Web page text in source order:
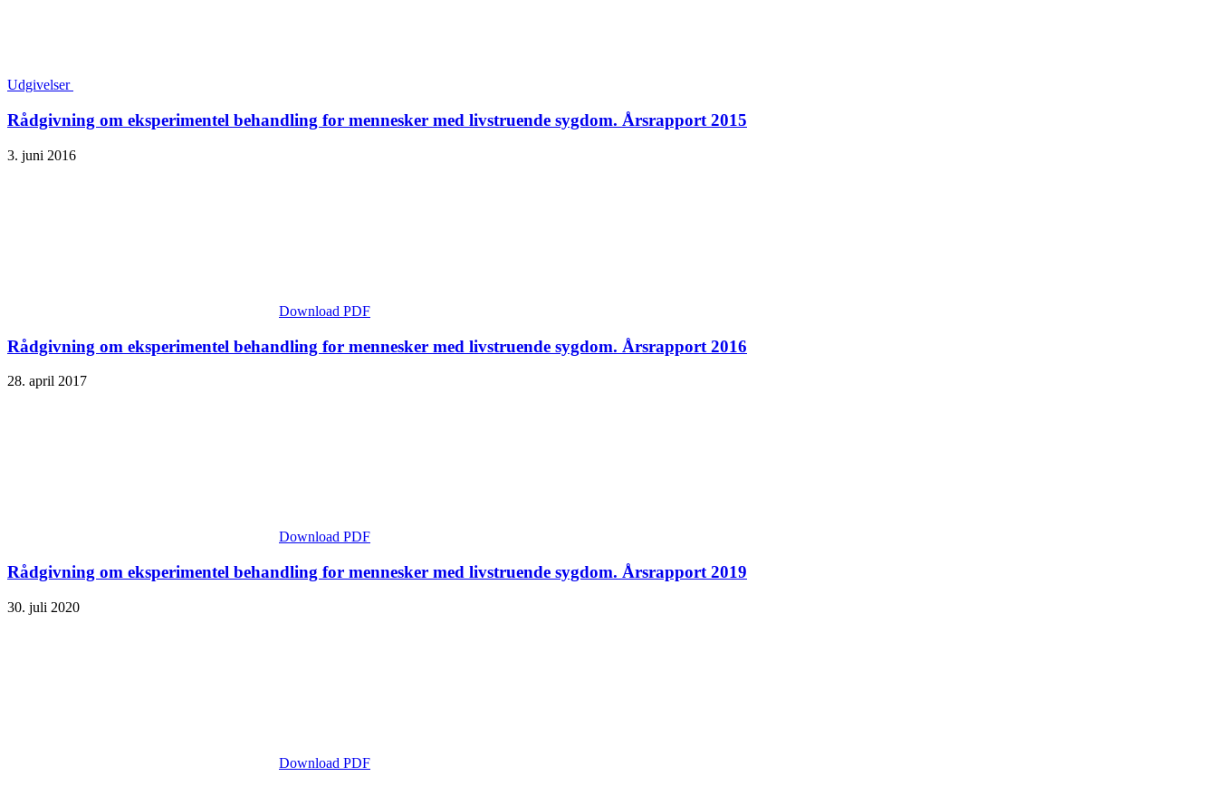
Udgivelser
Rådgivning om eksperimentel behandling for mennesker med livstruende sygdom. Årsrapport 2015
3. juni 2016
Download PDF
Rådgivning om eksperimentel behandling for mennesker med livstruende sygdom. Årsrapport 2016
28. april 2017
Download PDF
Rådgivning om eksperimentel behandling for mennesker med livstruende sygdom. Årsrapport 2019
30. juli 2020
Download PDF